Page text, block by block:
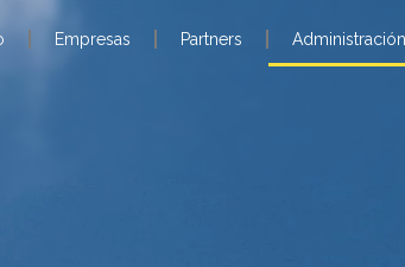
Empresas Partners